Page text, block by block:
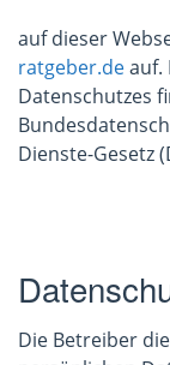
auf dieser
ratgeber.deauf.
Datenschutzes
Dienste-Gesetz
Die Betreiber